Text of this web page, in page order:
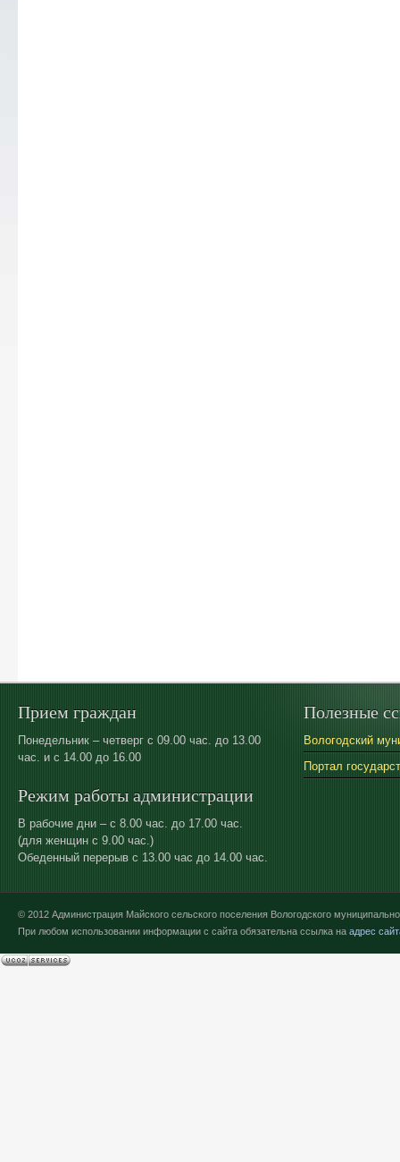
Прием граждан
Понедельник – четверг с 09.00 час. до 13.00
час. и с 14.00 до 16.00
Режим работы администрации
В рабочие дни – с 8.00 час. до 17.00 час.
(для женщин с 9.00 час.)
Обеденный перерыв с 13.00 час до 14.00 час.
Полезные
Вологодский
Портал
© 2012 Администрация Майского сельского поселения Вологодского
При любом использовании информации с сайта обязательна ссылка на адрес